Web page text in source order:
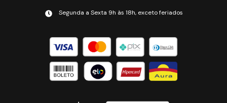
Segunda a Sexta 9h às 18h, exceto feriados